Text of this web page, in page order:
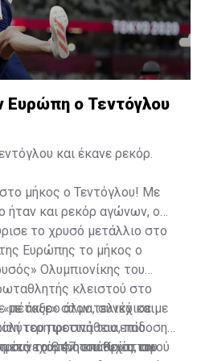
Χριστοφόρου.
Ευρώπη o Τεντόγλου
και έκανε ρεκόρ.
μήκος ο Τεντόγλου! Με
ήταν και ρεκόρ αγώνων, ο
το χρυσό μετάλλιο στο
Ευρώπης το μήκος ο
Ολυμπιονίκης του
κλειστού στο
στον τελικό και
του προσπάθεια, που
το 8.47 του Κρίστιαν
με άκυρο άλμα, συνέχισε με
φετινή του επίδοση
του προσπάθειες, αφού
συνεχόμενη επιτυχία του